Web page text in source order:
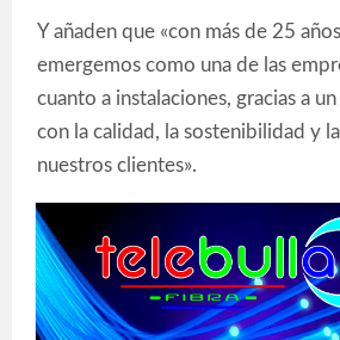
Y añaden que «con más de 25
emergemos como una de las
cuanto a instalaciones, gracias a
con la calidad, la sostenibilidad y
nuestros clientes».